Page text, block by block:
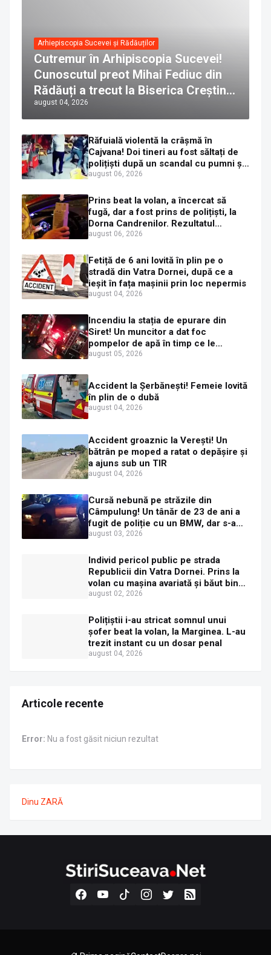
Arhiepiscopia Sucevei și Rădăuților
Cutremur în Arhipiscopia Sucevei!
Cunoscutul preot Mihai Fediuc din
Rădăuți a trecut la Biserica Creștină
Ortodoxă Valahă. ÎPS Calinic anunță
că îi pregătește judecata canonică
august 04, 2026
Răfuială violentă la crâșmă în
Cajvana! Doi tineri au fost săltați de
polițiști după un scandal cu pumni și
mașini distruse
august 06, 2026
Prins beat la volan, a încercat să
fugă, dar a fost prins de polițiști, la
Dorna Candrenilor. Rezultatul
etilotestului: 1,59 mg/l alcool pur în
august 06, 2026
Fetiță de 6 ani lovită în plin pe o
stradă din Vatra Dornei, după ce a
ieșit în fața mașinii prin loc nepermis
august 04, 2026
Incendiu la stația de epurare din
Siret! Un muncitor a dat foc
pompelor de apă în timp ce le
alimenta cu combustibil
august 05, 2026
Accident la Șerbănești! Femeie lovită
în plin de o dubă
august 04, 2026
Accident groaznic la Verești! Un
bătrân pe moped a ratat o depășire și
a ajuns sub un TIR
august 04, 2026
Cursă nebună pe străzile din
Câmpulung! Un tânăr de 23 de ani a
fugit de poliție cu un BMW, dar s-a
oprit într-un gard de pe strada
august 03, 2026
Individ pericol public pe strada
Republicii din Vatra Dornei. Prins la
volan cu mașina avariată și băut bine,
în plină zi
august 02, 2026
Polițiștii i-au stricat somnul unui
șofer beat la volan, la Marginea. L-au
trezit instant cu un dosar penal
august 04, 2026
Articole recente
Error: Nu a fost găsit niciun rezultat
Dinu ZARĂ